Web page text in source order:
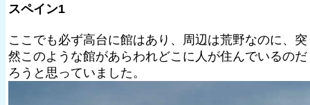
スペイン1
ここでも必ず高台に館はあり、周辺は荒野なのに、突
然このような館があらわれどこに人が住んでいるのだ
ろうと思っていました。